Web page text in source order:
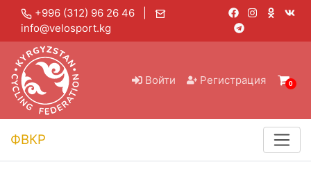
+996 (312) 96 26 46 |
info@velosport.kg
Войти Регистрация 0
ФВКР